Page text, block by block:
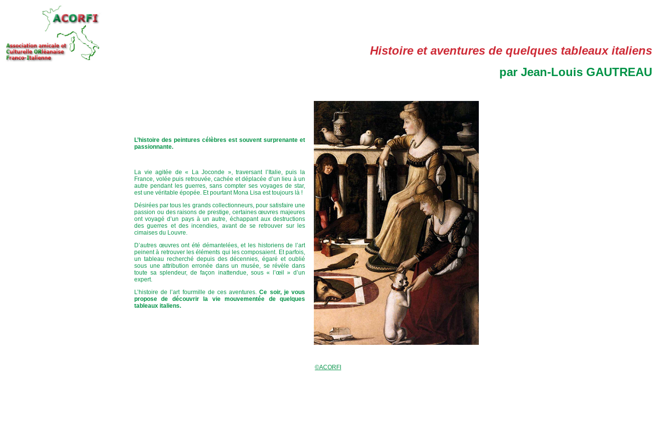
Histoire et aventures de quelques tableaux italiens
par Jean-Louis GAUTREAU
L’histoire des peintures célèbres est souvent surprenante et
passionnante.
La vie agitée de « La Joconde », traversant l’Italie, puis la
France, volée puis retrouvée, cachée et déplacée d’un lieu à un
autre pendant les guerres, sans compter ses voyages de star,
est une véritable épopée. Et pourtant Mona Lisa est toujours là !
Désirées par tous les grands collectionneurs, pour satisfaire une
passion ou des raisons de prestige, certaines œuvres majeures
ont voyagé d’un pays à un autre, échappant aux destructions
des guerres et des incendies, avant de se retrouver sur les
cimaises du Louvre.
D’autres œuvres ont été démantelées, et les historiens de l’art
peinent à retrouver les éléments qui les composaient. Et parfois,
un tableau recherché depuis des décennies, égaré et oublié
sous une attribution erronée dans un musée, se révèle dans
toute sa splendeur, de façon inattendue, sous « l’œil » d’un
expert.
L’histoire de l’art fourmille de ces aventures.Ce soir, je vous
propose de découvrir la vie mouvementée de quelques
tableaux italiens.
©ACORFI